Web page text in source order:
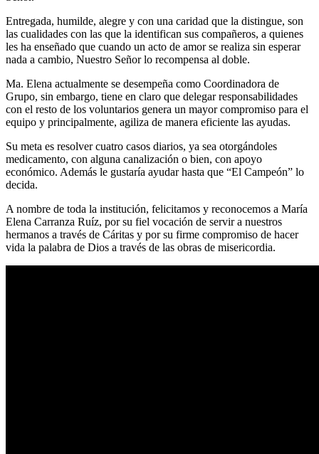
Entregada, humilde, alegre y con una caridad que la distingue, son
las cualidades con las que la identifican sus compañeros, a quienes
les ha enseñado que cuando un acto de amor se realiza sin esperar
nada a cambio, Nuestro Señor lo recompensa al doble.
Ma. Elena actualmente se desempeña como Coordinadora de
Grupo, sin embargo, tiene en claro que delegar responsabilidades
con el resto de los voluntarios genera un mayor compromiso para el
equipo y principalmente, agiliza de manera eficiente las ayudas.
Su meta es resolver cuatro casos diarios, ya sea otorgándoles
medicamento, con alguna canalización o bien, con apoyo
económico. Además le gustaría ayudar hasta que “El Campeón” lo
decida.
A nombre de toda la institución, felicitamos y reconocemos a María
Elena Carranza Ruíz, por su fiel vocación de servir a nuestros
hermanos a través de Cáritas y por su firme compromiso de hacer
vida la palabra de Dios a través de las obras de misericordia.